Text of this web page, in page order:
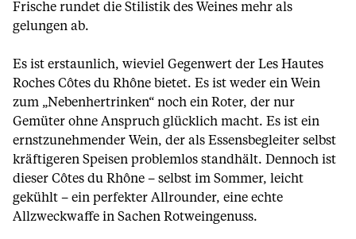
Frische rundet die Stilistik des Weines mehr als
gelungen ab.
Es ist erstaunlich, wieviel Gegenwert der Les Hautes
Roches Côtes du Rhône bietet. Es ist weder ein Wein
zum „Nebenhertrinken“ noch ein Roter, der nur
Gemüter ohne Anspruch glücklich macht. Es ist ein
ernstzunehmender Wein, der als Essensbegleiter selbst
kräftigeren Speisen problemlos standhält. Dennoch ist
dieser Côtes du Rhône – selbst im Sommer, leicht
gekühlt – ein perfekter Allrounder, eine echte
Allzweckwaffe in Sachen Rotweingenuss.